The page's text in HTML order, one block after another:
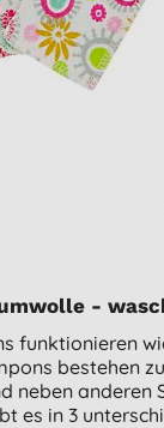
-
funktionieren
bestehen
neben
es in 3